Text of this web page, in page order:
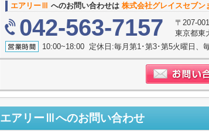
エアリーⅢ へのお問い合わせは 株式会社グレイスセブン
042-563-7157
〒207-
東京都東
10:00~18:00 定休日:毎月第1･第3･第5火曜日、
エアリーⅢ へのお問い合わせ